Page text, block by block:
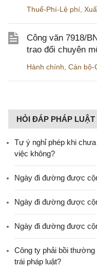
Thuế-Phí-Lệ phí
Công văn 7918/
trao đổi chuyên
Hành chính Cán bộ-
HỎI ĐÁP PHÁP
Tự ý nghỉ phép khi
việc không?
Ngày đi đường được
Ngày đi đường được
Ngày đi đường được
Công ty phải bồi
trái pháp luật?